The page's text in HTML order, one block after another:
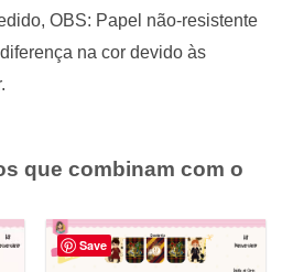
OBS: Papel não-resistente
na cor devido às
que combinam com o
Save